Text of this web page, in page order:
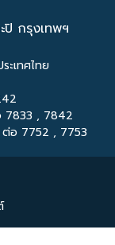
กรุงเทพฯ
ะเทศไทย
, 7842
ต่อ 7752 , 7753